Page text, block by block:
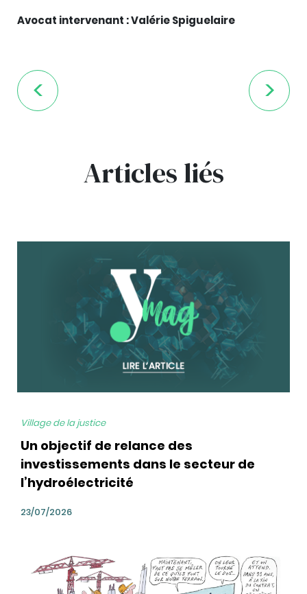
Avocat intervenant : Valérie Spiguelaire
Articles liés
Village de la justice
Un objectif de relance des
investissements dans le secteur de
l’hydroélectricité
23/07/2026